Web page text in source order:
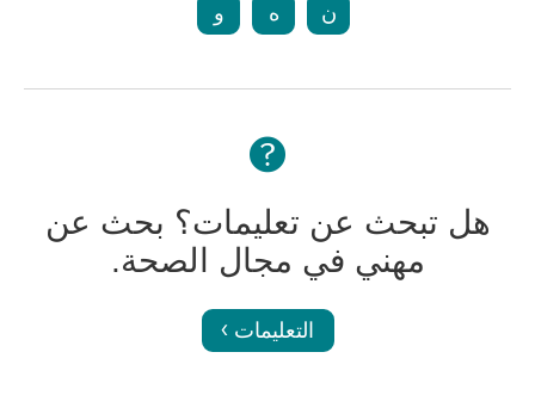
ن ه و
هل تبحث عن تعليمات؟ بحث عن
مهني في مجال الصحة.
التعليمات